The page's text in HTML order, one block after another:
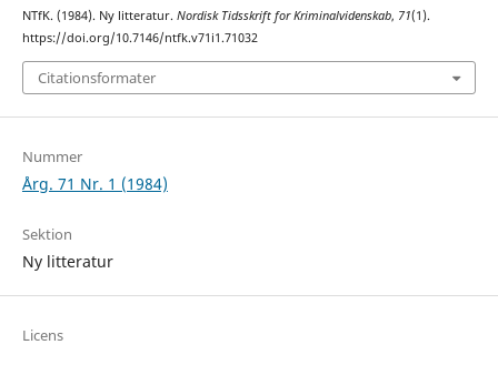
NTfK. (1984). Ny litteratur. Nordisk Tidsskrift for Kriminalvidenskab, 71(1).
https://doi.org/10.7146/ntfk.v71i1.71032
Citationsformater
Nummer
Årg. 71 Nr. 1 (1984)
Sektion
Ny litteratur
Licens